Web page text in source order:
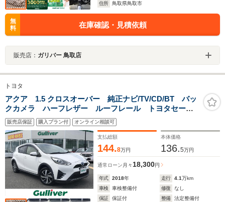
住所
鳥取県鳥取市
無
料
在庫確認・見積依頼
販売店： ガリバー 鳥取店
トヨタ
アクア 1.5 クロスオーバー 純正ナビ/TV/CD/BT バッ
クカメラ ハーフレザー ルーフレール トヨタセーフ
ティセンス レーンキープアシスト 純正16インチAW
キーレスキー オートライト アイドリングストップ
電格ミラー
販売店保証 購入プラン付 オンライン相談可
支払総額
144.8万円
本体価格
136.5万円
通常ローン 月々18,300円
年式 2018年 走行 4.1万km
車検
車検整備付 修復
なし
保証
保証付 整備
法定整備付